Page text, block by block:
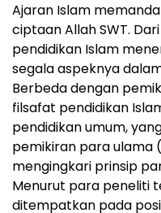
Ajaran Islam
ciptaan Allah SWT.
pendidikan Islam
segala aspeknya
Berbeda dengan
filsafat pendidikan
pendidikan umum,
pemikiran para ulama (
mengingkari prinsip
Menurut para peneliti
ditempatkan pada